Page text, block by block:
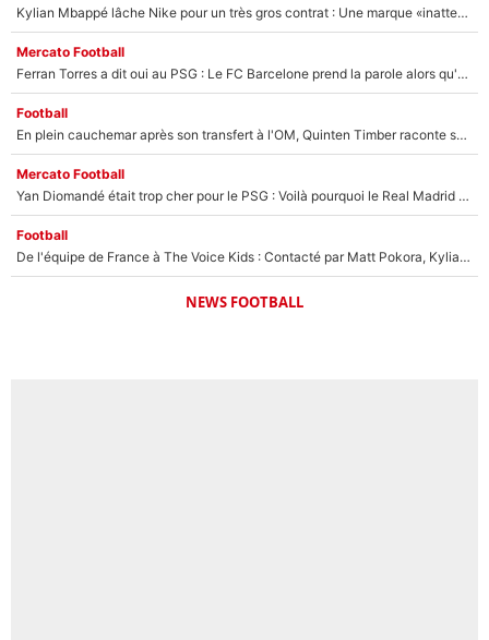
Kylian Mbappé lâche Nike pour un très gros contrat : Une marque «inattendue» va frapper très fort
Mercato Football
Ferran Torres a dit oui au PSG : Le FC Barcelone prend la parole alors qu'un transfert de l'attaquant espagnol prend forme
Football
En plein cauchemar après son transfert à l'OM, Quinten Timber raconte ses doutes après sa signature à Marseille
Mercato Football
Yan Diomandé était trop cher pour le PSG : Voilà pourquoi le Real Madrid a accepté de payer la somme record de 140M€ pour boucler son transfert !
Football
De l'équipe de France à The Voice Kids : Contacté par Matt Pokora, Kylian Mbappé a accepté de jouer un rôle inédit sur TF1 !
NEWS FOOTBALL